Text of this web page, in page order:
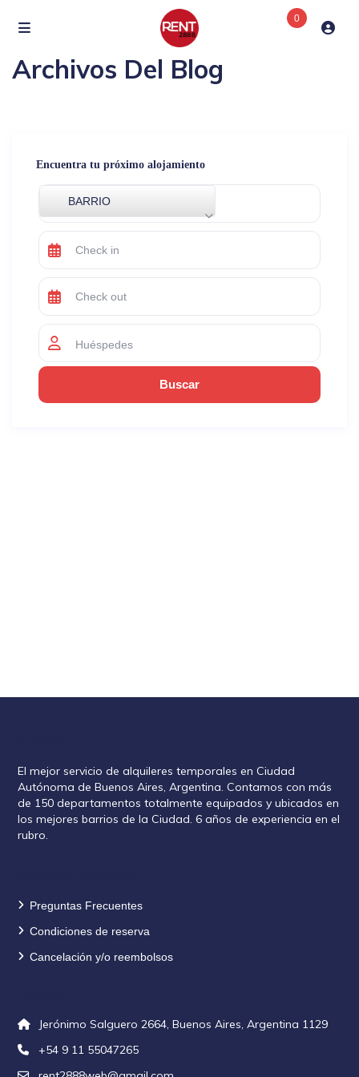
0
Archivos Del Blog
Encuentra tu próximo alojamiento
BARRIO
Huéspedes
El mejor servicio de alquileres temporales en Ciudad
Autónoma de Buenos Aires, Argentina. Contamos con más
de 150 departamentos totalmente equipados y ubicados en
los mejores barrios de la Ciudad. 6 años de experiencia en el
rubro.
Preguntas Frecuentes
Condiciones de reserva
Cancelación y/o reembolsos
Jerónimo Salguero 2664, Buenos Aires, Argentina 1129
+54 9 11 55047265